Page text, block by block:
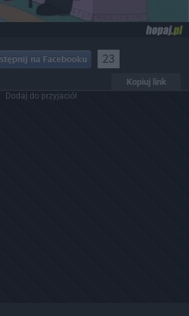
23
Kopiuj link
Dodaj do przyjaciół